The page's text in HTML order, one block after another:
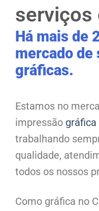
serviços
Há mais de
mercado de
gráficas.
Estamos no
impressão gráfica
trabalhando
qualidade,
todos os nossos
Como gráfica no